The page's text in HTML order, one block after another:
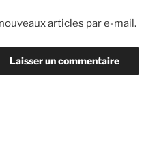
articles par e-mail.